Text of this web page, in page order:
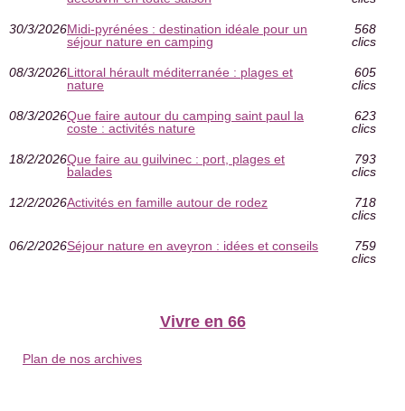
30/3/2026Midi-pyrénées : destination idéale pour un
séjour nature en camping
568
clics
08/3/2026Littoral hérault méditerranée : plages et
nature
605
clics
08/3/2026Que faire autour du camping saint paul la
coste : activités nature
623
clics
18/2/2026Que faire au guilvinec : port, plages et
balades
793
clics
12/2/2026Activités en famille autour de rodez
718
clics
06/2/2026Séjour nature en aveyron : idées et conseils
759
clics
Vivre en 66
Plan de nos archives